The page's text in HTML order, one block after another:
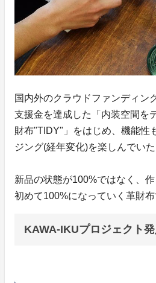
国内外のクラウドファンディン
支援金を達成した「内装空間を
財布"TIDY"」をはじめ、機能性
ジング(経年変化)を楽しんでいた
新品の状態が100%ではなく、
初めて100%になっていく革財布
KAWA-IKUプロジェクト